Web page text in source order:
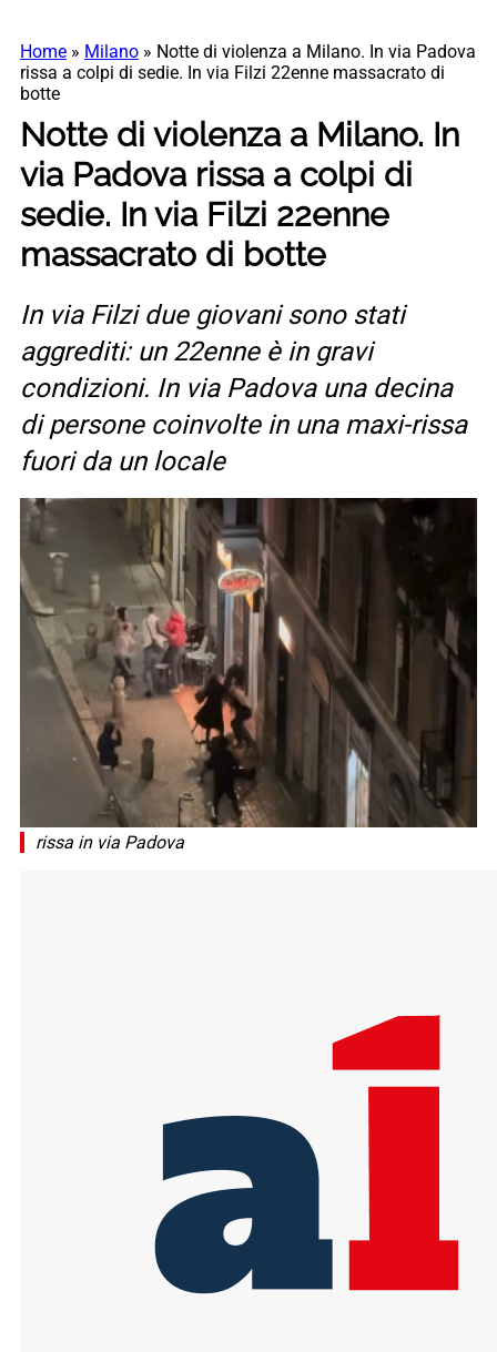
Home » Milano » Notte di violenza a Milano. In via Padova
rissa a colpi di sedie. In via Filzi 22enne massacrato di
botte
Notte di violenza a Milano. In
via Padova rissa a colpi di
sedie. In via Filzi 22enne
massacrato di botte
In via Filzi due giovani sono stati
aggrediti: un 22enne è in gravi
condizioni. In via Padova una decina
di persone coinvolte in una maxi-rissa
fuori da un locale
rissa in via Padova